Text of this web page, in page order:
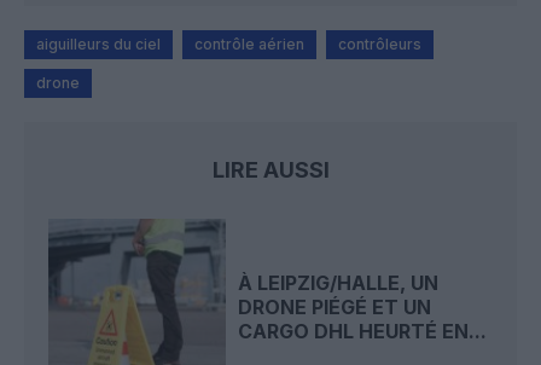
aiguilleurs du ciel contrôle aérien contrôleurs
drone
LIRE AUSSI
À LEIPZIG/HALLE, UN
DRONE PIÉGÉ ET UN
CARGO DHL HEURTÉ EN...